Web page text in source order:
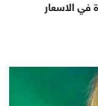
في الاسعار